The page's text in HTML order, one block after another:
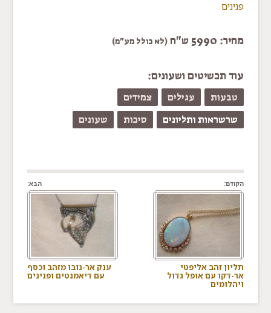
פנינים
מחיר: 5990 ש"ח (לא כולל מע"מ)
עוד תכשיטים ושעונים:
טבעות עגילים
צמידים
שרשראות ותליונים
סיכות שעונים
הקודם:
תליון זהב אליפטי
אר-דקו עם אופל גדול
ויהלומים
הבא:
ענק אר-נובו מזהב וכסף
עם דיאמנטים ופנינים